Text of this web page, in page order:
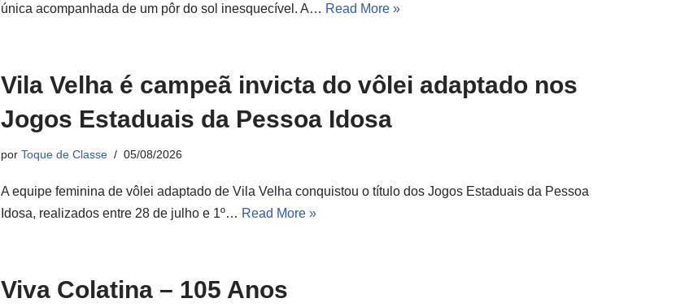
única acompanhada de um pôr do sol inesquecível. A… Read More »
Vila Velha é campeã invicta do vôlei adaptado nos
Jogos Estaduais da Pessoa Idosa
por Toque de Classe 05/08/2026
A equipe feminina de vôlei adaptado de Vila Velha conquistou o título dos Jogos Estaduais da Pessoa
Idosa, realizados entre 28 de julho e 1º… Read More »
Viva Colatina – 105 Anos